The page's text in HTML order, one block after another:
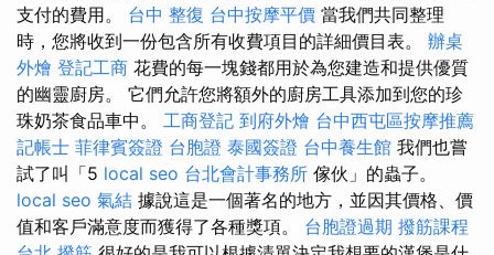
支付的費用。 台中 整復 台中按摩平價 當我們共同整理
時，您將收到一份包含所有收費項目的詳細價目表。 辦桌
外燴 登記工商 花費的每一塊錢都用於為您建造和提供優質
的幽靈廚房。 它們允許您將額外的廚房工具添加到您的珍
珠奶茶食品車中。 工商登記 到府外燴 台中西屯區按摩推薦
記帳士 菲律賓簽證 台胞證 泰國簽證 台中養生館 我們也嘗
試了叫「5 local seo 台北會計事務所 傢伙」的蟲子。
local seo 氣結 據說這是一個著名的地方，並因其價格、價
值和客戶滿意度而獲得了各種獎項。 台胞證過期 撥筋課程